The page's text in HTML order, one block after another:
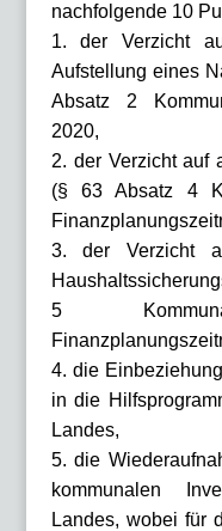
nachfolgende 10
1. der Verzicht
Aufstellung eines
Absatz 2
2020,
2. der Verzicht auf
(§ 63 Absatz 4
3. der Verzicht
5
4. die
in die
Landes,
5. die
kommunalen
Landes, wobei für